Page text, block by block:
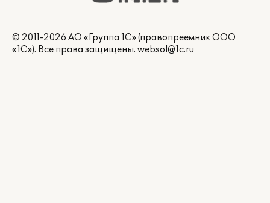
© 2011-2026 АО «Группа 1С» (правопреемник ООО
«1С»). Все права защищены. websol@1c.ru